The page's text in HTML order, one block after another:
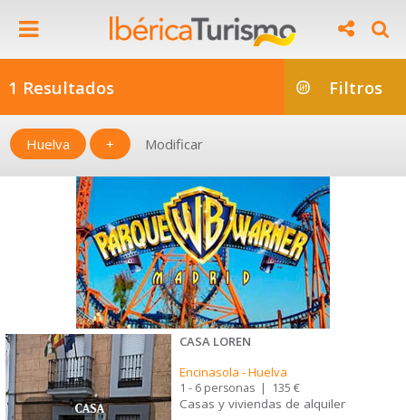
1 Resultados Filtros
Huelva + Modificar
CASA LOREN
Encinasola -Huelva
1 - 6 personas | 135 €
Casas y viviendas de alquiler